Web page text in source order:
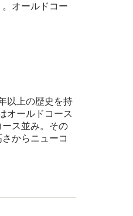
オールドコー
以上の歴史を持
オールドコース
ス並み。その
からニューコ